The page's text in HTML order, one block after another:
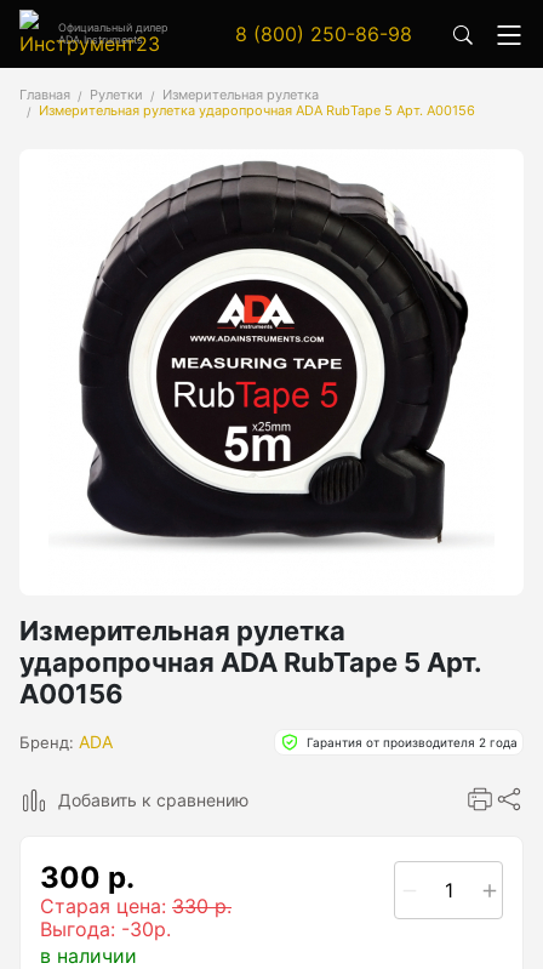
Официальный дилер
ADA Instruments
8 (800) 250-86-98
Главная Рулетки
Измерительная рулетка
Измерительная рулетка ударопрочная ADA RubTape 5 Арт. А00156
Измерительная рулетка
ударопрочная ADA RubTape 5 Арт.
А00156
Бренд: ADA Гарантия от производителя 2 года
Добавить к сравнению
300 р.
Старая цена: 330 р.
Выгода: -30р.
в наличии
Аксессуары
Аксессуары к геодезическим приборам
Генератор сигналов
Генератор сигналов специальной формы
Цифровой осциллограф
Генераторы
Аксессуары
Бензиновые генераторы серии A
Бензиновые генераторы серии Lite
Дальномеры
Дальномеры оптические для охоты
Дорожные колеса (курвиметры)